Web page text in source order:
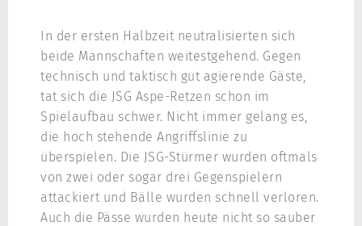
In der ersten Halbzeit neutralisierten sich
beide Mannschaften weitestgehend. Gegen
technisch und taktisch gut agierende Gäste,
tat sich die JSG Aspe-Retzen schon im
Spielaufbau schwer. Nicht immer gelang es,
die hoch stehende Angriffslinie zu
überspielen. Die JSG-Stürmer wurden oftmals
von zwei oder sogar drei Gegenspielern
attackiert und Bälle wurden schnell verloren.
Auch die Pässe wurden heute nicht so sauber